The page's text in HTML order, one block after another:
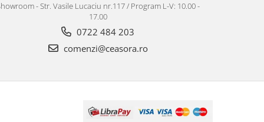
- Str. Vasile Lucaciu nr.117 / Program L-V: 10.00 -
17.00
0722 484 203
comenzi@ceasora.ro